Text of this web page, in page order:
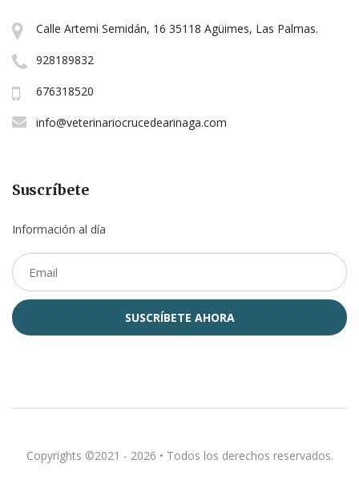
Calle Artemi Semidán, 16 35118 Agüimes, Las Palmas.
928189832
676318520
info@veterinariocrucedearinaga.com
Suscríbete
Información al día
SUSCRÍBETE AHORA
Copyrights ©2021 - 2026 • Todos los derechos reservados.